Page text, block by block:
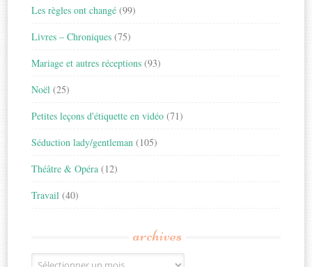
Les règles ont changé (99)
Livres – Chroniques (75)
Mariage et autres réceptions (93)
Noël (25)
Petites leçons d'étiquette en vidéo (71)
Séduction lady/gentleman (105)
Théâtre & Opéra (12)
Travail (40)
archives
Archives